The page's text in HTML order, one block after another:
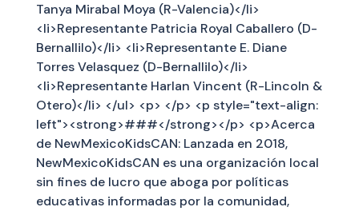
Tanya Mirabal Moya (R-Valencia)</li>
<li>Representante Patricia Royal Caballero (D-
Bernallilo)</li> <li>Representante E. Diane
Torres Velasquez (D-Bernallilo)</li>
<li>Representante Harlan Vincent (R-Lincoln &
Otero)</li> </ul> <p> </p> <p style="text-align:
left"><strong>###</strong></p> <p>Acerca
de NewMexicoKidsCAN: Lanzada en 2018,
NewMexicoKidsCAN es una organización local
sin fines de lucro que aboga por políticas
educativas informadas por la comunidad,